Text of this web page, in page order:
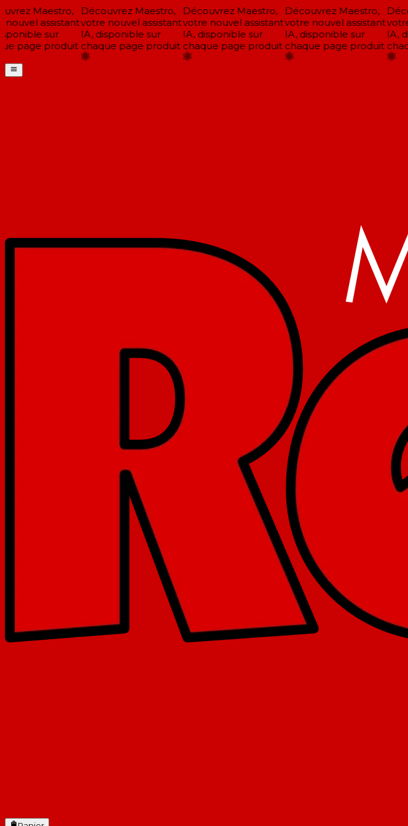
Maestro,
assistant
sur
page produit
Découvrez Maestro,
votre nouvel assistant
IA, disponible sur
chaque page produit
Découvrez Maestro,
votre nouvel assistant
IA, disponible sur
chaque page produit
Découvrez Maestro,
votre nouvel assistant
IA, disponible sur
chaque page produit
votre
IA,